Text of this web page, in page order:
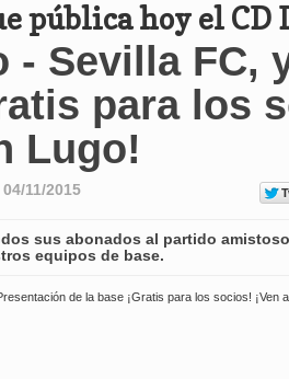
pública hoy el CD
- Sevilla FC,
para los
Lugo!
04/11/2015
sus abonados al partido
equipos de base.